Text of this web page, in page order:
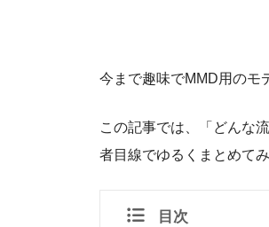
今まで趣味でMMD用のモ
この記事では、「どんな
者目線でゆるくまとめてみ
目次